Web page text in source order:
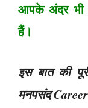
आपके अंदर भी
हैं।
इस बात की
मनपसंद